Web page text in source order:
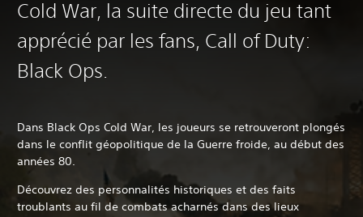
Cold War, la suite directe du jeu tant
apprécié par les fans, Call of Duty:
Black Ops.
Dans Black Ops Cold War, les joueurs se retrouveront plongés
dans le conflit géopolitique de la Guerre froide, au début des
années 80.
Découvrez des personnalités historiques et des faits
troublants au fil de combats acharnés dans des lieux